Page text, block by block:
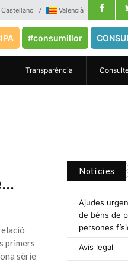
Castellano Valencià
#consumillor
Transparència
primers
sèrie
Notícies
Ajudes
de béns de
persones
Avís legal